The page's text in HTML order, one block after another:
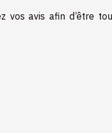
vos avis afin d’être